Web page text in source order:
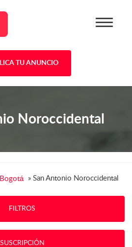
TU ANUNCIO
Noroccidental
Bogotá » San Antonio Noroccidental
FILTROS
SUSCRIPCIÓN